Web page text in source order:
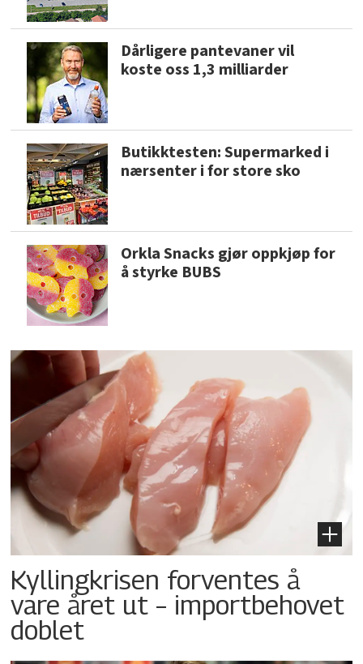
Dårligere pantevaner vil
koste oss 1,3 milliarder
Butikktesten: Supermarked i
nærsenter i for store sko
Orkla Snacks gjør oppkjøp for
å styrke BUBS
Kyllingkrisen forventes å
vare året ut – importbehovet
doblet